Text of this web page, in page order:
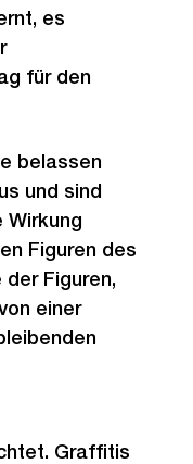
es
für den
belassen
und sind
Wirkung
Figuren des
Figuren,
einer
Graffitis